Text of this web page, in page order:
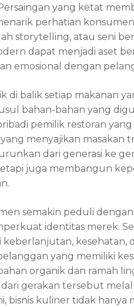
yang ketat
perhatian konsumen.
storytelling, atau seni
dapat menjadi aset
emosional dengan
balik setiap makanan
bahan-bahan yang
pemilik restoran yang
menyajikan masakan
dari generasi ke
juga membangun
semakin peduli
identitas merek.
kesehatan,
yang memiliki
organik dan ramah
gerakan tersebut
bisnis kuliner tidak hanya